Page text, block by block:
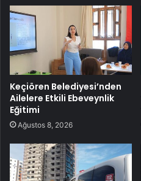
Keçiören Belediyesi’nden
Ailelere Etkili Ebeveynlik
Eğitimi
Ağustos 8, 2026